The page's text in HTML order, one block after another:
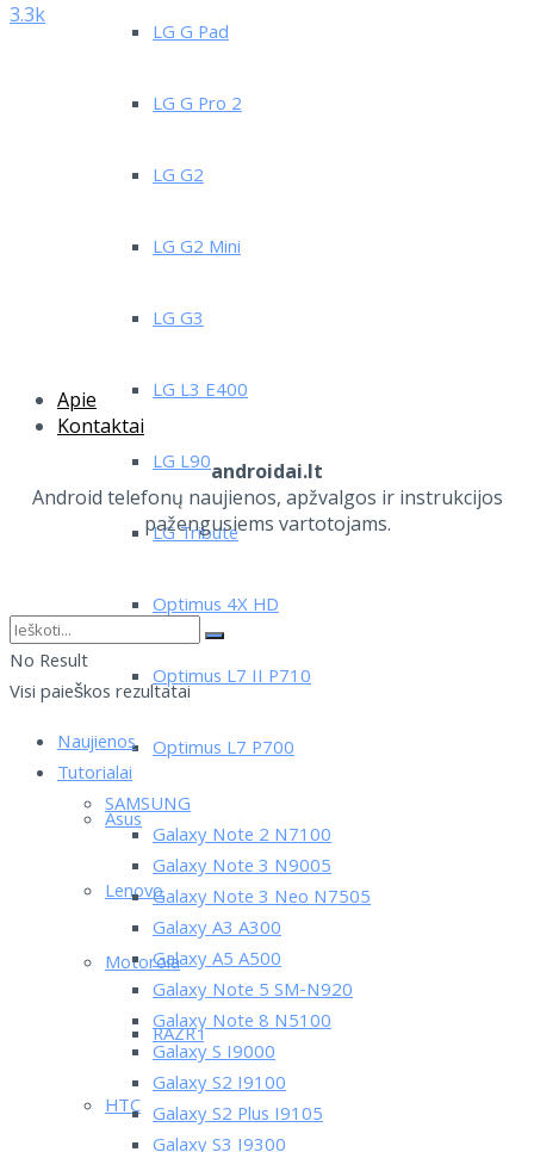
LG G Pad
LG G Pro 2
LG G2
LG G2 Mini
LG G3
LG L3 E400
LG L90
LG Tribute
Optimus 4X HD
Optimus L7 II P710
Optimus L7 P700
Asus
Lenovo
Motorola
RAZR i
HTC
3.3k
Apie
Kontaktai
androidai.lt
Android telefonų naujienos, apžvalgos ir instrukcijos
pažengusiems vartotojams.
No Result
Visi paieškos rezultatai
Naujienos
Tutorialai
SAMSUNG
Galaxy Note 2 N7100
Galaxy Note 3 N9005
Galaxy Note 3 Neo N7505
Galaxy A3 A300
Galaxy A5 A500
Galaxy Note 5 SM-N920
Galaxy Note 8 N5100
Galaxy S I9000
Galaxy S2 I9100
Galaxy S2 Plus I9105